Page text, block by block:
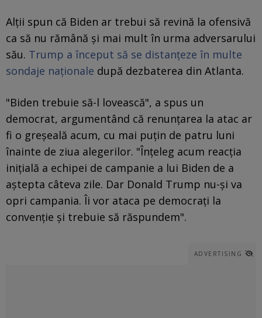
Alții spun că Biden ar trebui să revină la ofensivă
ca să nu rămână și mai mult în urma adversarului
său. Trump a început să se distanțeze în multe
sondaje naționale după dezbaterea din Atlanta.
"Biden trebuie să-l lovească", a spus un
democrat, argumentând că renunțarea la atac ar
fi o greșeală acum, cu mai puțin de patru luni
înainte de ziua alegerilor. "Înțeleg acum reacția
inițială a echipei de campanie a lui Biden de a
aștepta câteva zile. Dar Donald Trump nu-și va
opri campania. Îi vor ataca pe democrați la
convenție și trebuie să răspundem".
ADVERTISING